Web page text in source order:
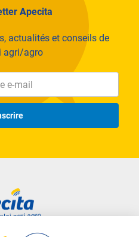
Apecita
actualités et conseils de
agri/agro